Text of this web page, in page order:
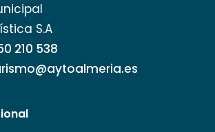
S.A
210 538